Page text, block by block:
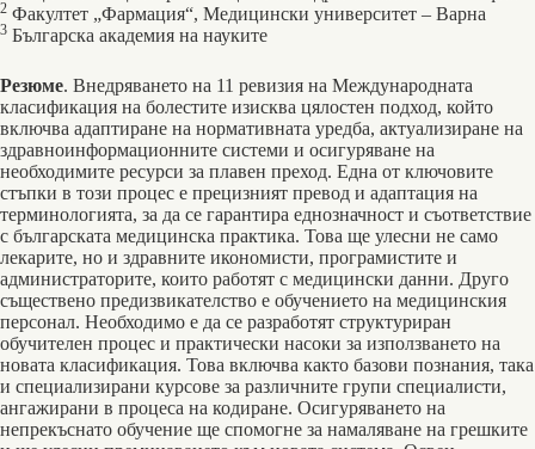
2 Факултет „Фармация“, Медицински университет ‒ Варна
3 Българска академия на науките
Резюме. Внедряването на 11 ревизия на Международната
класификация на болестите изисква цялостен подход, който
включва адаптиране на нормативната уредба, актуализиране на
здравноинформационните системи и осигуряване на
необходимите ресурси за плавен преход. Една от ключовите
стъпки в този процес е прецизният превод и адаптация на
терминологията, за да се гарантира еднозначност и съответствие
с българската медицинска практика. Това ще улесни не само
лекарите, но и здравните икономисти, програмистите и
администраторите, които работят с медицински данни. Друго
съществено предизвикателство е обучението на медицинския
персонал. Необходимо е да се разработят структуриран
обучителен процес и практически насоки за използването на
новата класификация. Това включва както базови познания, така
и специализирани курсове за различните групи специалисти,
ангажирани в процеса на кодиране. Осигуряването на
непрекъснато обучение ще спомогне за намаляване на грешките